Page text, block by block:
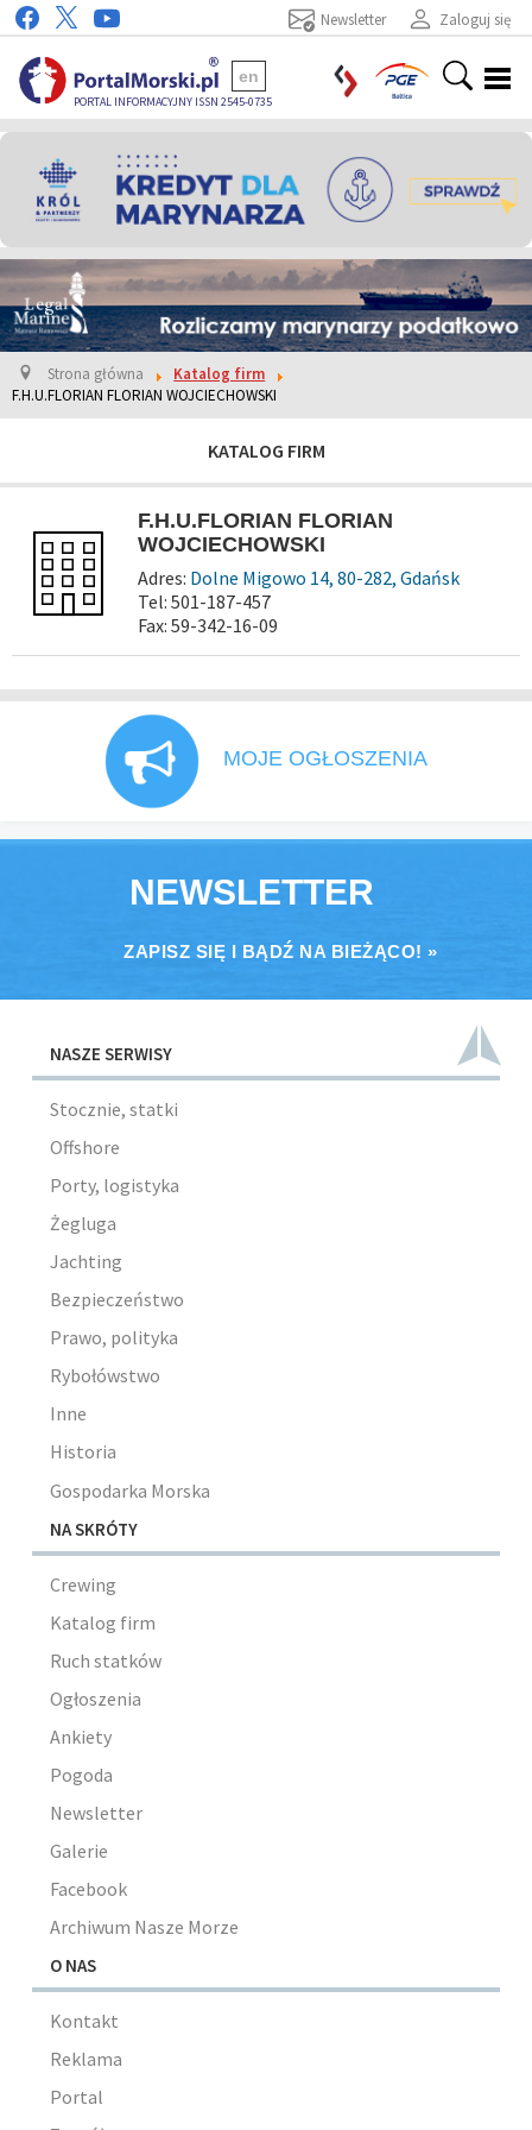
Zaloguj się
Newsletter
PORTAL INFORMACYJNY ISSN 2545-0735
en
Strona główna
Katalog firm
F.H.U.FLORIAN FLORIAN WOJCIECHOWSKI
KATALOG FIRM
F.H.U.FLORIAN FLORIAN
WOJCIECHOWSKI
Adres: Dolne Migowo 14, 80-282, Gdańsk
Tel: 501-187-457
Fax: 59-342-16-09
MOJE OGŁOSZENIA
NEWSLETTER
ZAPISZ SIĘ I BĄDŹ NA BIEŻĄCO! »
NASZE SERWISY
Stocznie, statki
Offshore
Porty, logistyka
Żegluga
Jachting
Bezpieczeństwo
Prawo, polityka
Rybołówstwo
Inne
Historia
Gospodarka Morska
NA SKRÓTY
Crewing
Katalog firm
Ruch statków
Ogłoszenia
Ankiety
Pogoda
Newsletter
Galerie
Facebook
Archiwum Nasze Morze
O NAS
Kontakt
Reklama
Portal